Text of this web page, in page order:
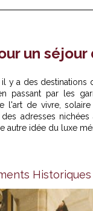
un séjour
y a des
passant par les
de vivre,
adresses
autre idée du luxe
Historiques